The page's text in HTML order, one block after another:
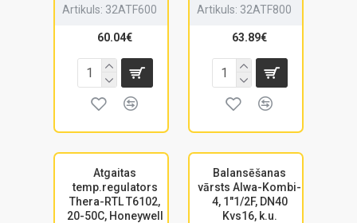
Artikuls: 32ATF600
60.04€
Artikuls: 32ATF800
63.89€
Atgaitas
temp.regulators
Thera-RTL T6102,
20-50C, Honeywell
Balansēšanas
vārsts Alwa-Kombi-
4, 1"1/2F, DN40
Kvs16, k.u.